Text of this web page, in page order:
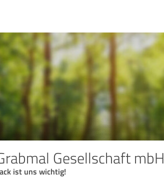
Gesellschaft mbH
ist uns wichtig!